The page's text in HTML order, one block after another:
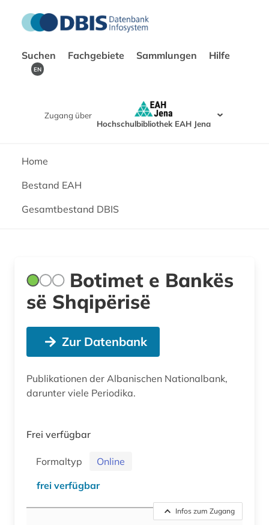
Suchen Fachgebiete Sammlungen Hilfe
EN
Zugang über
Hochschulbibliothek EAH Jena
Home
Bestand EAH
Gesamtbestand DBIS
Botimet e Bankës
së Shqipërisë
Zur Datenbank
Publikationen der Albanischen Nationalbank,
darunter viele Periodika.
Frei verfügbar
Formaltyp
Online
frei verfügbar
Infos zum Zugang